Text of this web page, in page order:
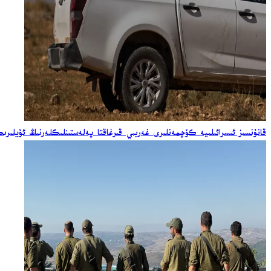
قانۇنسىز ئىسرائىلىيە كۆچمەنلىرى غەربىي قىرغاقتا پەلەستىنلىكلەرنىڭ